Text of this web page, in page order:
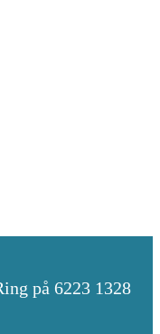
på 6223 1328